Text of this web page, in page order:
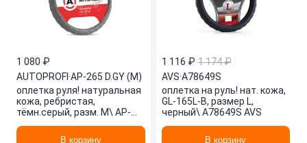
1 080 ₽
AUTOPROFI·AP-265 D.GY (M)
оплетка руля! натуральная
кожа, ребристая,
тёмн.серый, разм. М\ AP-
В корзину
1 116 ₽ 1 174 ₽
AVS·A78649S
оплетка на руль! нат. кожа,
GL-165L-B, размер L,
черный\ A78649S AVS
В корзину